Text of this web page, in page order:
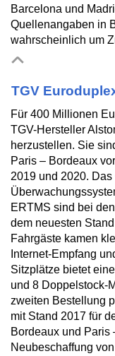
Barcelona und
Quellenangaben in
wahrscheinlich um
TGV
Für 400 Millionen
TGV-Hersteller
herzustellen. Sie
Paris – Bordeaux
2019 und 2020.
ERTMS sind bei
dem neuesten
Fahrgäste kamen
Internet-Empfang
Sitzplätze bietet
und 8 Doppelstock-
zweiten Bestellung
mit Stand 2017 für
Bordeaux und Paris
Neubeschaffung